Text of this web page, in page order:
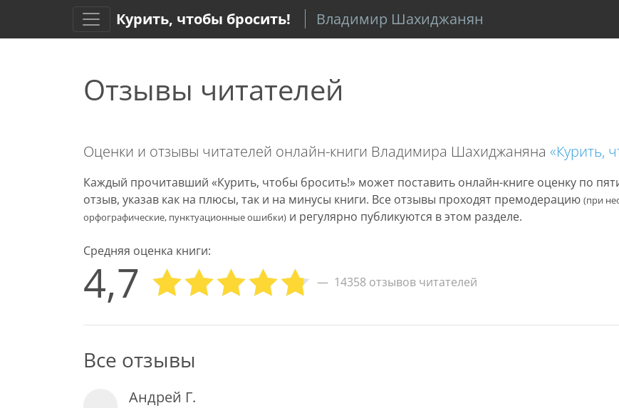
Курить, чтобы бросить! Владимир Шахиджанян
Отзывы читателей
Оценки и отзывы читателей онлайн-книги Владимира Шахиджаняна «Курить,
Каждый прочитавший «Курить, чтобы бросить!» может поставить онлайн-книге оценку по
отзыв, указав как на плюсы, так и на минусы книги. Все отзывы проходят премодерацию (при
орфографические, пунктуационные ошибки) и регулярно публикуются в этом разделе.
Средняя оценка книги:
4,7 14358 отзывов читателей
Все отзывы
Андрей Г.